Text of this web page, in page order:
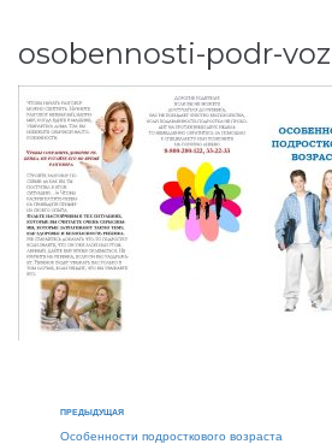
osobennosti-podr-
ПРЕДЫДУЩАЯ
Особенности подросткового возраста